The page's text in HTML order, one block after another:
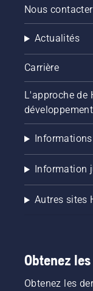
Nous contacter
Actualités
Carrière
L'approche de
Information
Autres sites
Obtenez
Obtenez les